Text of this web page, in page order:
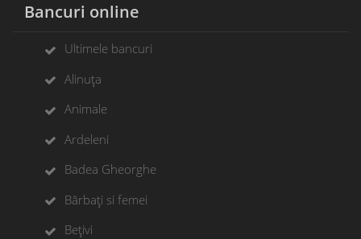
Bancuri online
Ultimele bancuri
Alinuța
Animale
Ardeleni
Badea Gheorghe
Bărbați si femei
Bețivi